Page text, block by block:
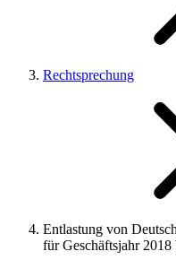
Rechtsprechung
Entlastung von
für Geschäftsjahr 2018